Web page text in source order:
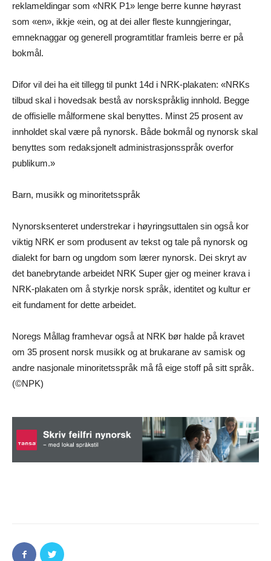
reklameldingar som «NRK P1» lenge berre kunne høyrast
som «en», ikkje «ein, og at dei aller fleste kunngjeringar,
emneknaggar og generell programtitlar framleis berre er på
bokmål.
Difor vil dei ha eit tillegg til punkt 14d i NRK-plakaten: «NRKs
tilbud skal i hovedsak bestå av norskspråklig innhold. Begge
de offisielle målformene skal benyttes. Minst 25 prosent av
innholdet skal være på nynorsk. Både bokmål og nynorsk skal
benyttes som redaksjonelt administrasjonsspråk overfor
publikum.»
Barn, musikk og minoritetsspråk
Nynorsksenteret understrekar i høyringsuttalen sin også kor
viktig NRK er som produsent av tekst og tale på nynorsk og
dialekt for barn og ungdom som lærer nynorsk. Dei skryt av
det banebrytande arbeidet NRK Super gjer og meiner krava i
NRK-plakaten om å styrkje norsk språk, identitet og kultur er
eit fundament for dette arbeidet.
Noregs Mållag framhevar også at NRK bør halde på kravet
om 35 prosent norsk musikk og at brukarane av samisk og
andre nasjonale minoritetsspråk må få eige stoff på sitt språk.
(©NPK)